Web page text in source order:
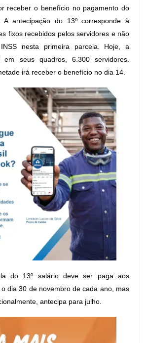
receber o benefício no pagamento do
A antecipação do 13º corresponde à
fixos recebidos pelos servidores e não
nesta primeira parcela. Hoje, a
em seus quadros, 6.300 servidores.
irá receber o benefício no dia 14.
do 13º salário deve ser paga aos
dia 30 de novembro de cada ano, mas
antecipa para julho.